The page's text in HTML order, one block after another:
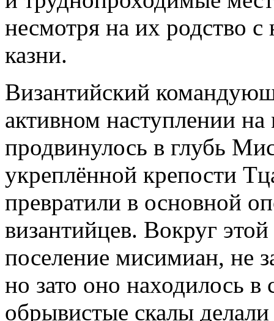
несмотря на их родство
казни.
Византийский
активном наступлении
продвинулось в глубь
укреплённой крепости
превратили в основной
византийцев. Вокруг
поселение мисимиан, не
но зато оно находилось
обрывистые скалы